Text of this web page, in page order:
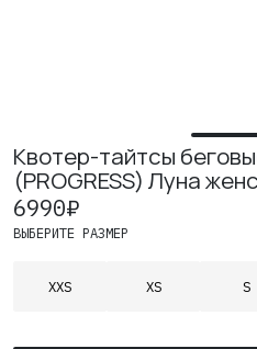
Квотер-тайтсы
(PROGRESS) Луна
6990₽
ВЫБЕРИТЕ РАЗМЕР
XXS XS S